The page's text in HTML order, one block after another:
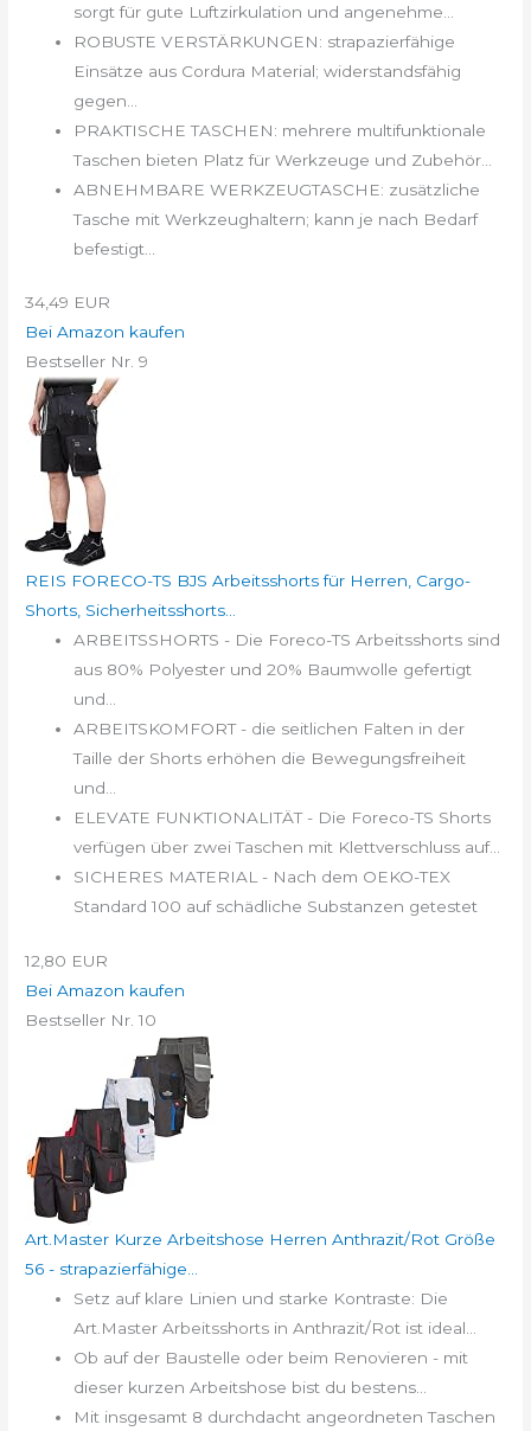
sorgt für gute Luftzirkulation und angenehme...
ROBUSTE VERSTÄRKUNGEN: strapazierfähige
Einsätze aus Cordura Material; widerstandsfähig
gegen...
PRAKTISCHE TASCHEN: mehrere multifunktionale
Taschen bieten Platz für Werkzeuge und Zubehör...
ABNEHMBARE WERKZEUGTASCHE: zusätzliche
Tasche mit Werkzeughaltern; kann je nach Bedarf
befestigt...
34,49 EUR
Bei Amazon kaufen
Bestseller Nr. 9
REIS FORECO-TS BJS Arbeitsshorts für Herren, Cargo-
Shorts, Sicherheitsshorts...
ARBEITSSHORTS - Die Foreco-TS Arbeitsshorts sind
aus 80% Polyester und 20% Baumwolle gefertigt
und...
ARBEITSKOMFORT - die seitlichen Falten in der
Taille der Shorts erhöhen die Bewegungsfreiheit
und...
ELEVATE FUNKTIONALITÄT - Die Foreco-TS Shorts
verfügen über zwei Taschen mit Klettverschluss auf...
SICHERES MATERIAL - Nach dem OEKO-TEX
Standard 100 auf schädliche Substanzen getestet
12,80 EUR
Bei Amazon kaufen
Bestseller Nr. 10
Art.Master Kurze Arbeitshose Herren Anthrazit/Rot Größe
56 - strapazierfähige...
Setz auf klare Linien und starke Kontraste: Die
Art.Master Arbeitsshorts in Anthrazit/Rot ist ideal...
Ob auf der Baustelle oder beim Renovieren - mit
dieser kurzen Arbeitshose bist du bestens...
Mit insgesamt 8 durchdacht angeordneten Taschen